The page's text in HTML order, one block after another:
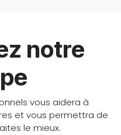
notre
vous aidera à
et vous permettra de
le mieux.